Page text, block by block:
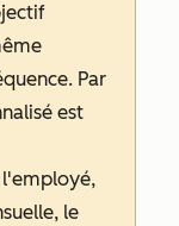
Par
est
l'employé,
le